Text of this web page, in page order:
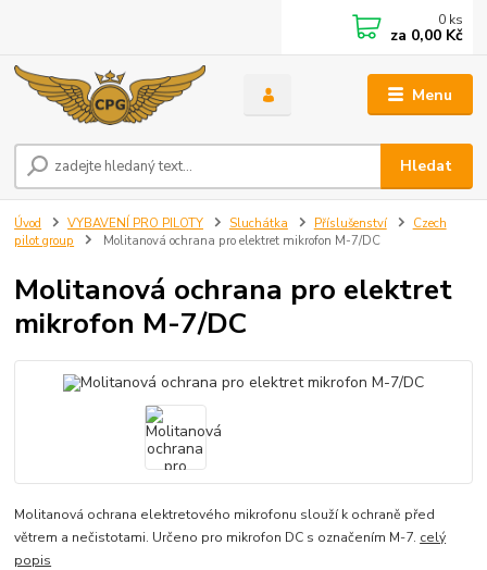
Menu
Hledat
0 ks
za 0,00 Kč
Úvod VYBAVENÍ PRO PILOTY Sluchátka Příslušenství
Czech
pilot group
Molitanová ochrana pro elektret mikrofon M-7/DC
Molitanová ochrana pro elektret
mikrofon M-7/DC
Molitanová ochrana elektretového mikrofonu slouží k ochraně před
větrem a nečistotami. Určeno pro mikrofon DC s označením M-7. celý
popis